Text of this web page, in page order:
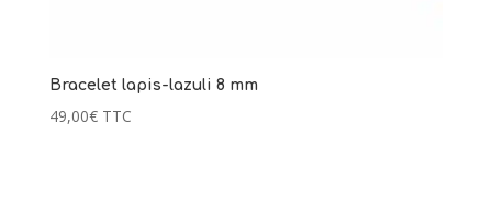
Bracelet lapis-lazuli 8 mm
49,00€ TTC